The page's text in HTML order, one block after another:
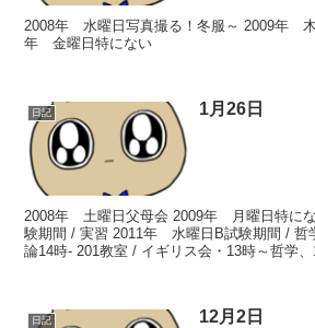
2008年 水曜日写真撮る！冬服～ 2009年
年 金曜日特にない
日記 1月26日
2008年 土曜日父母会 2009年 月曜日特に
験期間 / 実習 2011年 水曜日B試験期間 / 哲
論14時- 201教室 / イギリス会・13時～哲学
日記 12月2日